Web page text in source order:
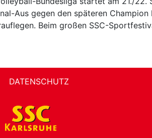
Aus gegen den späteren Champion
Beim großen SSC-
DATENSCHUTZ